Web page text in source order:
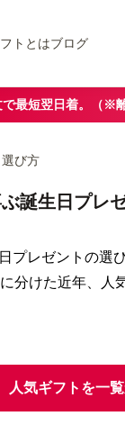
トとはブログ
最短翌日着。（※
び方
誕生日プレ
プレゼントの選
分けた近年、人
人気ギフトを一